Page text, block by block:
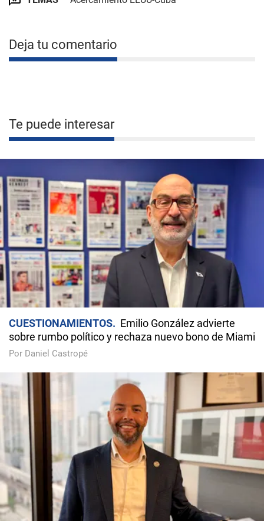
Deja tu comentario
Te puede interesar
CUESTIONAMIENTOS
Emilio González advierte
sobre rumbo político y rechaza nuevo bono de Miami
Por Daniel Castropé